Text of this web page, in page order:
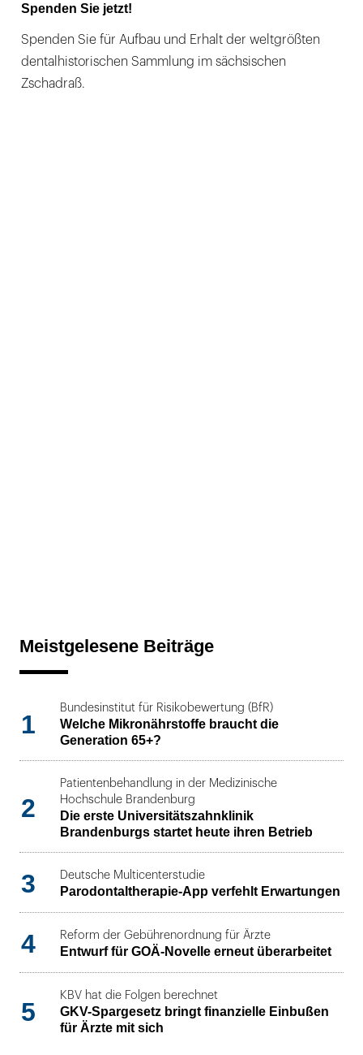
Spenden Sie jetzt!
Spenden Sie für Aufbau und Erhalt der weltgrößten
dentalhistorischen Sammlung im sächsischen
Zschadraß.
Meistgelesene Beiträge
1
Bundesinstitut für Risikobewertung (BfR)
Welche Mikronährstoffe braucht die
Generation 65+?
2
Patientenbehandlung in der Medizinische
Hochschule Brandenburg
Die erste Universitätszahnklinik
Brandenburgs startet heute ihren Betrieb
3 Deutsche Multicenterstudie
Parodontaltherapie-App verfehlt Erwartungen
4 Reform der Gebührenordnung für Ärzte
Entwurf für GOÄ-Novelle erneut überarbeitet
5
KBV hat die Folgen berechnet
GKV-Spargesetz bringt finanzielle Einbußen
für Ärzte mit sich